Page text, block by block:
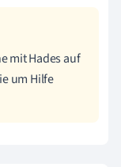
mit Hades auf
um Hilfe